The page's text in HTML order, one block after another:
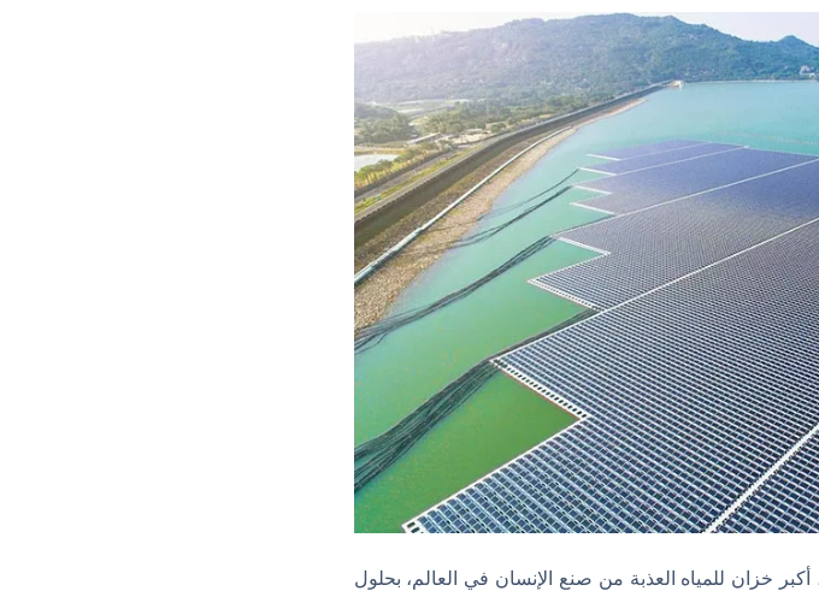
خزان للمياه العذبة من صنع الإنسان في العالم، بحلول